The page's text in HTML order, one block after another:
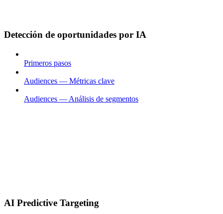
Detección de oportunidades por IA
Primeros pasos
Audiences — Métricas clave
Audiences — Análisis de segmentos
AI Predictive Targeting